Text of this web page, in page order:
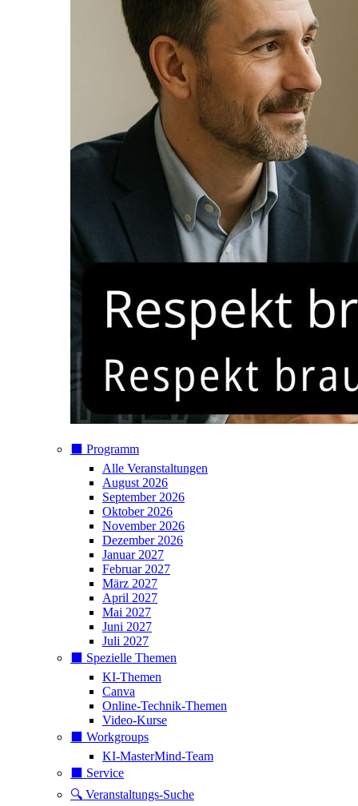
⬛️ Programm
Alle Veranstaltungen
August 2026
September 2026
Oktober 2026
November 2026
Dezember 2026
Januar 2027
Februar 2027
März 2027
April 2027
Mai 2027
Juni 2027
Juli 2027
⬛️ Spezielle Themen
KI-Themen
Canva
Online-Technik-Themen
Video-Kurse
⬛️ Workgroups
KI-MasterMind-Team
⬛️ Service
🔍 Veranstaltungs-Suche